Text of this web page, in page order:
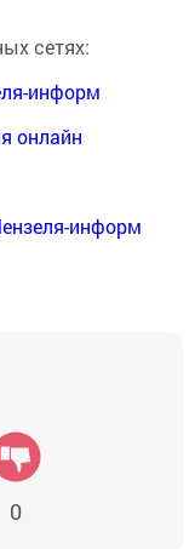
сетях:
информ
онлайн
информ
0